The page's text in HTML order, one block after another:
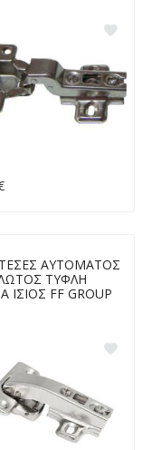
ΑΥΤΟΜΑΤΟΣ
ΤΥΦΛΗ
ΙΣΙΟΣ FF GROUP